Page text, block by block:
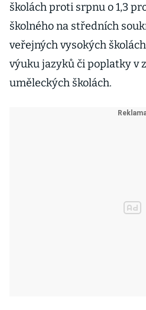
školách proti srpnu o 1,3
školného na středních
veřejných vysokých
výuku jazyků či poplatky v
uměleckých školách.